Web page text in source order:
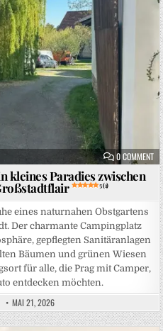
0 COMMENT
kleines Paradies zwischen
5 (1)
eines naturnahen Obstgartens
Der charmante Campingplatz
gepflegten Sanitäranlagen
Bäumen und grünen Wiesen
für alle, die Prag mit Camper,
entdecken möchten.
MAI 21, 2026